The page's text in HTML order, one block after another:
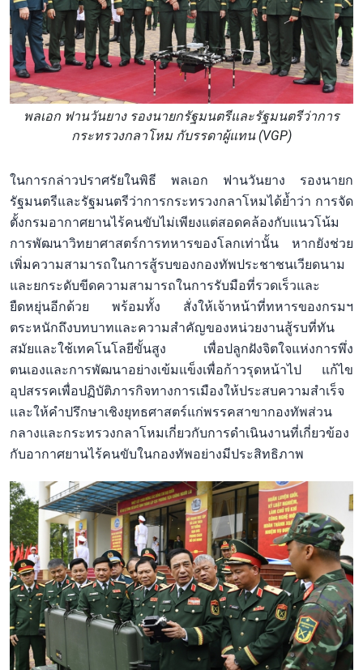
พลเอก ฟานวันยาง รองนายกรัฐมนตรีและรัฐมนตรีว่าการ
กระทรวงกลาโหม กับรรดาผู้แทน (VGP)
ในการกล่าวปราศรัยในพิธี พลเอก ฟานวันยาง รองนายก
รัฐมนตรีและรัฐมนตรีว่าการกระทรวงกลาโหมได้ย้ำว่า การจัด
ตั้งกรมอากาศยานไร้คนขับไม่เพียงแต่สอดคล้องกับแนวโน้ม
การพัฒนาวิทยาศาสตร์การทหารของโลกเท่านั้น หากยังช่วย
เพิ่มความสามารถในการสู้รบของกองทัพประชาชนเวียดนาม
และยกระดับขีดความสามารถในการรับมือที่รวดเร็วและ
ยืดหยุ่นอีกด้วย พร้อมทั้ง สั่งให้เจ้าหน้าที่ทหารของกรมฯ
ตระหนักถึงบทบาทและความสำคัญของหน่วยงานสู้รบที่ทัน
สมัยและใช้เทคโนโลยีขั้นสูง เพื่อปลูกฝังจิตใจแห่งการพึ่ง
ตนเองและการพัฒนาอย่างเข้มแข็งเพื่อก้าวรุดหน้าไป แก้ไข
อุปสรรคเพื่อปฏิบัติภารกิจทางการเมืองให้ประสบความสำเร็จ
และให้คำปรึกษาเชิงยุทธศาสตร์แก่พรรคสาขากองทัพส่วน
กลางและกระทรวงกลาโหมเกี่ยวกับการดำเนินงานที่เกี่ยวข้อง
กับอากาศยานไร้คนขับในกองทัพอย่างมีประสิทธิภาพ